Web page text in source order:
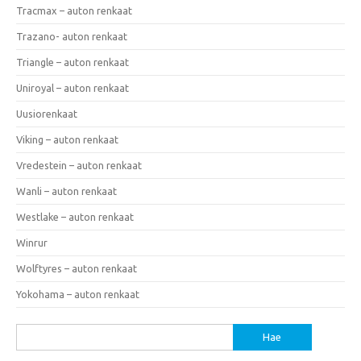
Tracmax – auton renkaat
Trazano- auton renkaat
Triangle – auton renkaat
Uniroyal – auton renkaat
Uusiorenkaat
Viking – auton renkaat
Vredestein – auton renkaat
Wanli – auton renkaat
Westlake – auton renkaat
Winrur
Wolftyres – auton renkaat
Yokohama – auton renkaat